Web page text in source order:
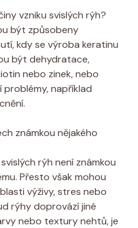
vzniku svislých rýh?
být způsobeny
kdy se výroba keratinu
být dehydratace,
nebo zinek, nebo
například
známkou nějakého
rýh není známkou
Přesto však mohou
výživy, stres nebo
rýhy doprovází jiné
nebo textury nehtů, je